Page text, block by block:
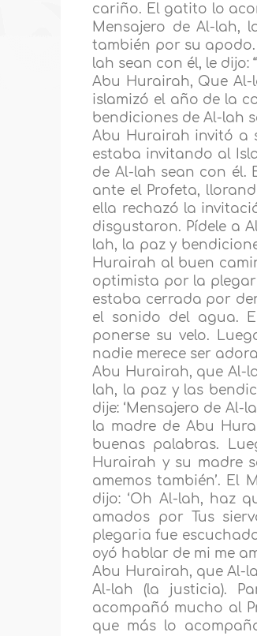
cariño. El gatito lo
Mensajero de Al-lah,
también por su apodo.
lah sean con él, le dijo:
Abu Hurairah, Que
islamizó el año de la
bendiciones de Al-lah
Abu Hurairah invitó a
estaba invitando al
de Al-lah sean con él.
ante el Profeta,
ella rechazó la
disgustaron. Pídele a
lah, la paz y
Hurairah al buen
optimista por la
estaba cerrada por
el sonido del agua.
ponerse su velo.
nadie merece ser
Abu Hurairah, que Al-
lah, la paz y las
dije: ‘Mensajero de
la madre de Abu
buenas palabras.
Hurairah y su madre
amemos también’. El
dijo: ‘Oh Al-lah, haz
amados por Tus
plegaria fue
oyó hablar de mi me
Abu Hurairah, que Al-
Al-lah (la justicia).
acompañó mucho al
que más lo